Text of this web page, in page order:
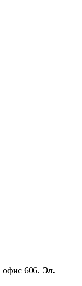
офис 606. Эл.